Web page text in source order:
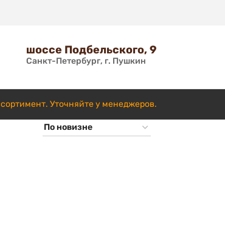
шоссе Подбельского, 9
Санкт-Петербург, г. Пушкин
Уточняйте у менеджеров.